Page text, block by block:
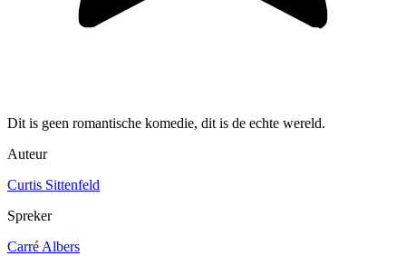
Dit is geen romantische komedie, dit is de echte wereld.
Auteur
Curtis Sittenfeld
Spreker
Carré Albers